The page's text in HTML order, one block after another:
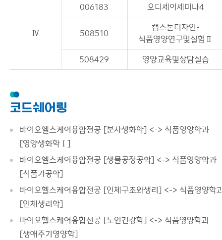
Ⅳ
006183 오디세이세미나4
508510
캡스톤디자인-
식품영양연구및실험Ⅱ
508429
영양교육및상담실습
코드쉐어링
바이오헬스케어융합전공 [분자생화학] <-> 식품영양학과
[영양생화학Ⅰ]
바이오헬스케어융합전공 [생물공정공학] <-> 식품영양학과
[식품가공학]
바이오헬스케어융합전공 [인체구조와생리] <-> 식품영양학
[인체생리학]
바이오헬스케어융합전공 [노인건강학] <-> 식품영양학과
[생애주기영양학]